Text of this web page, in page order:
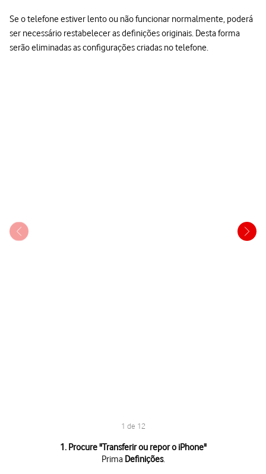
Se o telefone estiver lento ou não funcionar normalmente, poderá
ser necessário restabelecer as definições originais. Desta forma
serão eliminadas as configurações criadas no telefone.
1 de 12
1. Procure "Transferir ou repor o iPhone"
Prima Definições.